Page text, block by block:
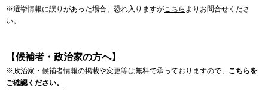
※選挙情報に誤りがあった場合、恐れ入りますがこちら よりお問合せくださ
い。
【候補者・政治家の方へ】
※政治家・候補者情報の掲載や変更等は無料で承っておりますので、 こちらを
ご確認ください。